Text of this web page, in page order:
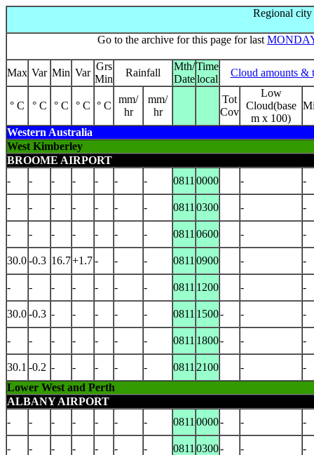
Regional
Go to the archive for this page for last
Max Var Min Var
Grs
Min
Rainfall
Mth/
Date
Time
local
Cloud amounts &
° C ° C ° C ° C ° C
mm/
hr
mm/
hr
Tot
Cov
Low
Cloud(base
m x 100)
Western Australia
West Kimberley
BROOME AIRPORT
-
- - - - - - 0811 0000 - -
- - - - - - - 0811 0300 - -
- - - - - - - 0811 0600 - -
30.0-0.3 16.7+1.7- - - 0811 0900 - -
- - - - - - - 0811 1200 - -
30.0-0.3 - - - - - 0811 1500- - -
- - - - - - - 0811 1800- - -
30.1 -0.2 - - - - - 0811 2100 -
-
Lower West and Perth
ALBANY AIRPORT
-
- - - - - - 0811 0000- - -
- - - - - - - 0811 0300- - -